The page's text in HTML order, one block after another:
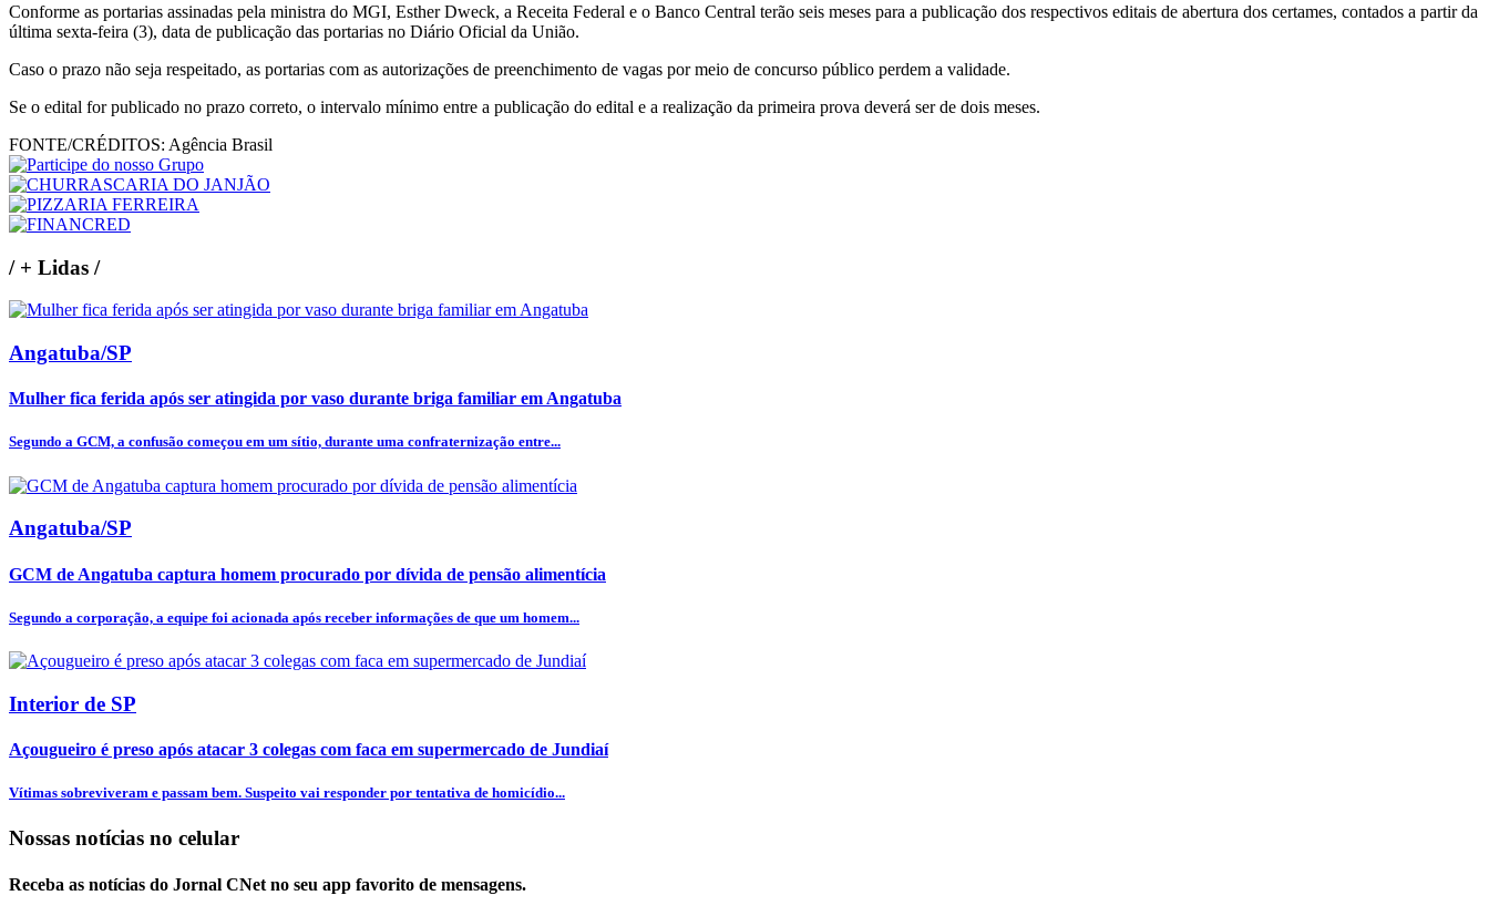
Conforme as portarias assinadas pela ministra do MGI, Esther Dweck, a Receita Federal e o Banco Central terão seis meses para a publicação dos respectivos editais de abertura dos certames, contados a partir da
última sexta-feira (3), data de publicação das portarias no Diário Oficial da União.
Caso o prazo não seja respeitado, as portarias com as autorizações de preenchimento de vagas por meio de concurso público perdem a validade.
Se o edital for publicado no prazo correto, o intervalo mínimo entre a publicação do edital e a realização da primeira prova deverá ser de dois meses.
FONTE/CRÉDITOS: Agência Brasil
/+ Lidas /
Angatuba/SP
Mulher fica ferida após ser atingida por vaso durante briga familiar em Angatuba
Segundo a GCM, a confusão começou em um sítio, durante uma confraternização entre...
Angatuba/SP
GCM de Angatuba captura homem procurado por dívida de pensão alimentícia
Segundo a corporação, a equipe foi acionada após receber informações de que um homem...
Interior de SP
Açougueiro é preso após atacar 3 colegas com faca em supermercado de Jundiaí
Vítimas sobreviveram e passam bem. Suspeito vai responder por tentativa de homicídio...
Nossas notícias no celular
Receba as notícias do Jornal CNet no seu app favorito de mensagens.